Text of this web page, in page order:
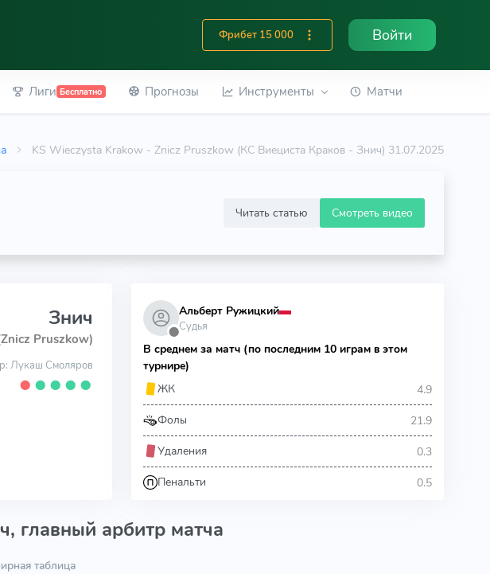
Фрибет 15 000 Войти
Лиги Бесплатно Прогнозы Инструменты Матчи
KS Wieczysta Krakow - Znicz Pruszkow (КС Виециста Краков - Знич) 31.07.2025
Читать статью Смотреть видео
Знич
Pruszkow)
Лукаш Смоляров
⬤ ⬤ ⬤ ⬤ ⬤
⬤
Альберт Ружицкий
Судья
В среднем за матч (по последним 10 играм в этом
турнире)
ЖК
4.9
Фолы 21.9
Удаления 0.3
Пенальти 0.5
главный арбитр матча
таблица